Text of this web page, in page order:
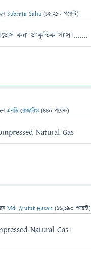
Subrata Saha (15,210 পয়েন্ট)
করা প্রাকৃতিক গ্যাস।.......
এনডি রোজারিও (440 পয়েন্ট)
Natural Gas
Md. Arafat Hasan (16,190 পয়েন্ট)
Natural Gas।